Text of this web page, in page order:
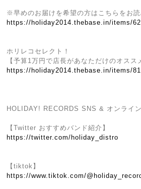
※早めのお届けを希望の方はこちらをお
https://holiday2014.thebase.in/items/
ホリレコセレクト！
【予算1万円で店長があなただけのオスス
https://holiday2014.thebase.in/items/
HOLIDAY! RECORDS SNS & オンライ
【Twitter おすすめバンド紹介】
https://twitter.com/holiday_distro
【tiktok】
https://www.tiktok.com/